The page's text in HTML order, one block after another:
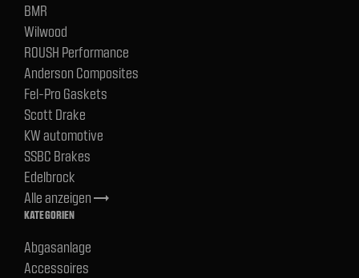
BMR
Wilwood
ROUSH Performance
Anderson Composites
Fel-Pro Gaskets
Scott Drake
KW automotive
SSBC Brakes
Edelbrock
Alle anzeigentrending_flat
KATEGORIEN
Abgasanlage
Accessoires